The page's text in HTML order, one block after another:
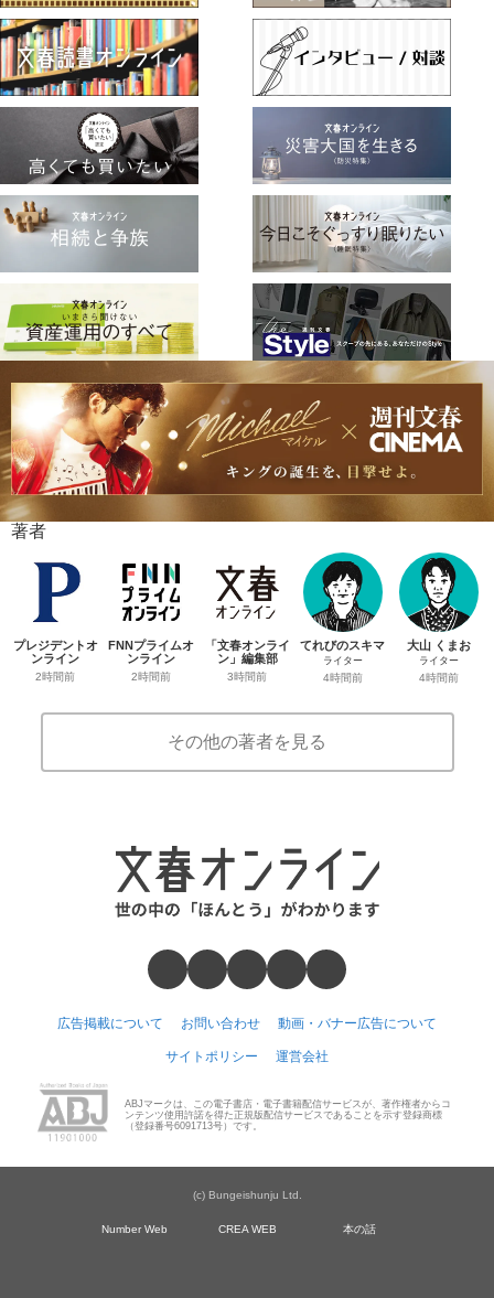
著者
プレジデントオ
ンライン
2時間前
FNNプライムオ
ンライン
2時間前
「文春オンライ
ン」編集部
3時間前
てれびのスキマ
ライター
4時間前
大山 くまお
ライター
4時間前
その他の著者を見る
広告掲載について お問い合わせ 動画・バナー広告について
サイトポリシー 運営会社
ABJマークは、この電子書店・電子書籍配信サービスが、著作権者からコ
ンテンツ使用許諾を得た正規版配信サービスであることを示す登録商標
（登録番号6091713号）です。
(c) Bungeishunju Ltd.
Number Web CREA WEB 本の話